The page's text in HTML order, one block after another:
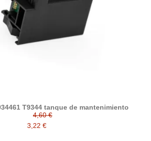
T9344 tanque de mantenimiento
4,60 €
3,22 €